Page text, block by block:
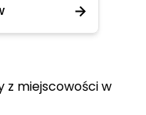
z miejscowości w